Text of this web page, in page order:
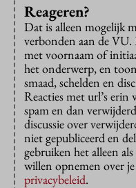
Reageren?
Dat is alleen mogelijk
verbonden aan de VU.
met voornaam of
het onderwerp, en
smaad, schelden en
Reacties met url’s erin
spam en dan
discussie over
niet gepubliceerd en
gebruiken het alleen
willen opnemen over
privacybeleid.